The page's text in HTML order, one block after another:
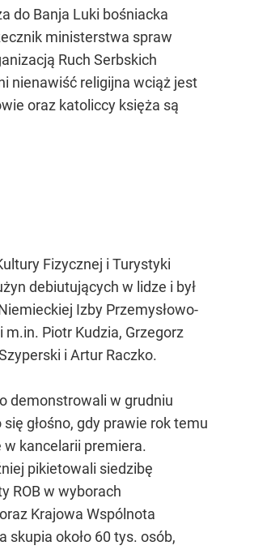
do Banja Luki bośniacka
ministerstwa spraw
Ruch Serbskich
nienawiść religijna wciąż jest
oraz katoliccy księża są
Fizycznej i Turystyki
debiutujących w lidze i był
Izby Przemysłowo-
Piotr Kudzia, Grzegorz
i Artur Raczko.
demonstrowali w grudniu
głośno, gdy prawie rok temu
w kancelarii premiera.
pikietowali siedzibę
ROB w wyborach
Krajowa Wspólnota
skupia około 60 tys. osób,